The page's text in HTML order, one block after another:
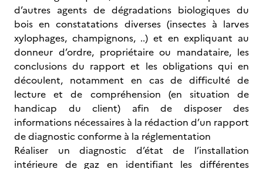
d’autres agents de dégradations biologiques du
bois en constatations diverses (insectes à larves
xylophages, champignons, ..) et en expliquant au
donneur d’ordre, propriétaire ou mandataire, les
conclusions du rapport et les obligations qui en
découlent, notamment en cas de difficulté de
lecture et de compréhension (en situation de
handicap du client) afin de disposer des
informations nécessaires à la rédaction d’un rapport
de diagnostic conforme à la réglementation
Réaliser un diagnostic d’état de l’installation
intérieure de gaz en identifiant les différentes